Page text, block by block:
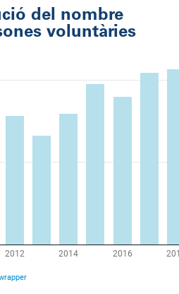
del nombre
voluntàries